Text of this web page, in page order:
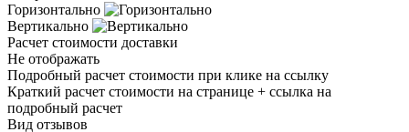
Горизонтально
Вертикально
Расчет стоимости доставки
Не отображать
Подробный расчет стоимости при клике на ссылку
Краткий расчет стоимости на странице + ссылка на
подробный расчет
Вид отзывов